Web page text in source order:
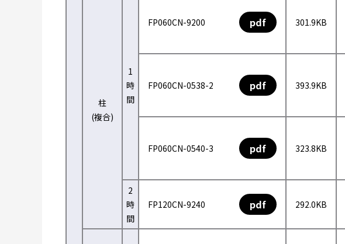
柱
(複合)
1
時
間
FP060CN-9200 pdf 301.9KB
FP060CN-0538-2 pdf 393.9KB
FP060CN-0540-3 pdf 323.8KB
2
時
間
FP120CN-9240 pdf 292.0KB